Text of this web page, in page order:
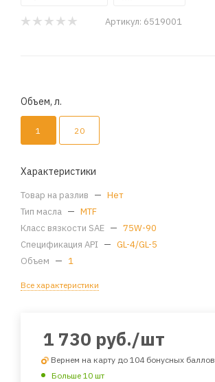
Артикул: 6519001
Объем, л.
1 20
Характеристики
Товар на разлив — Нет
Тип масла — MTF
Класс вязкости SAE — 75W-90
Спецификация API — GL-4/GL-5
Объем — 1
Все характеристики
1 730 руб./шт
Вернем на карту до 104 бонусных баллов
Больше 10 шт